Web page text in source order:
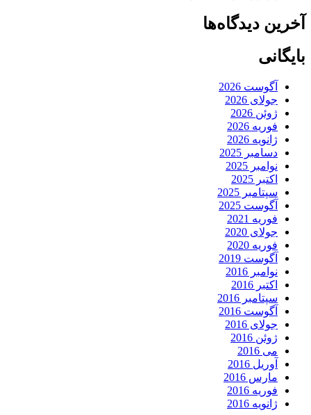
آخرین دیدگاه‌ها
بایگانی
آگوست 2026
جولای 2026
ژوئن 2026
فوریه 2026
ژانویه 2026
دسامبر 2025
نوامبر 2025
اکتبر 2025
سپتامبر 2025
آگوست 2025
فوریه 2021
جولای 2020
فوریه 2020
آگوست 2019
نوامبر 2016
اکتبر 2016
سپتامبر 2016
آگوست 2016
جولای 2016
ژوئن 2016
می 2016
آوریل 2016
مارس 2016
فوریه 2016
ژانویه 2016